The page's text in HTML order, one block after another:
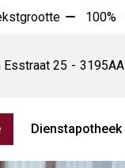
Tekst
10%
100%
Esstraat 25 3195AA
Dienstapotheek